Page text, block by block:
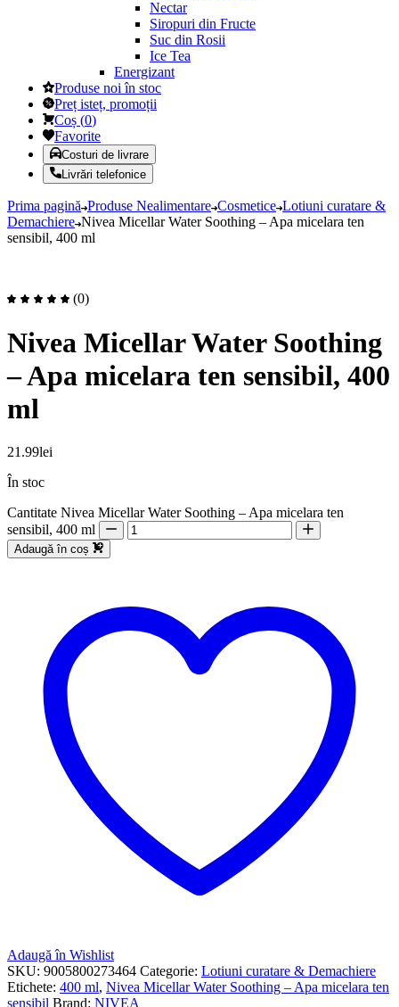
Nectar
Siropuri din Fructe
Suc din Rosii
Ice Tea
Energizant
Produse noi în stoc
Preț isteț, promoții
Coș (0)
Favorite
Costuri de livrare
Livrări telefonice
Prima pagină Produse Nealimentare Cosmetice Lotiuni curatare &
Demachiere Nivea Micellar Water Soothing – Apa micelara ten
sensibil, 400 ml
(0)
Nivea Micellar Water Soothing
– Apa micelara ten sensibil, 400
ml
21.99lei
În stoc
Cantitate Nivea Micellar Water Soothing – Apa micelara ten
sensibil, 400 ml
Adaugă în coș
Adaugă în Wishlist
SKU: 9005800273464 Categorie: Lotiuni curatare & Demachiere
Etichete: 400 ml, Nivea Micellar Water Soothing – Apa micelara ten
sensibil Brand: NIVEA